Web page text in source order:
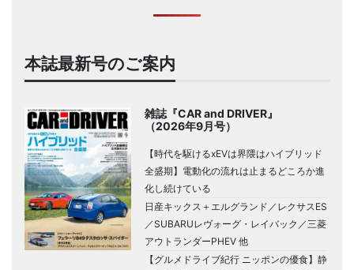
本誌最新号のご案内
雑誌『CAR and DRIVER』
（2026年9月号）
【時代を駆けるxEVは界隈はハイブリッド
全盛期】電動化の流れは止まるどころか進
化し続けている
日産キックス＋エルグランド／レクサスES
／SUBARUレヴォーグ・レイバック／三菱
アウトランダーPHEV 他
【グルメドライブ紀行 ニッポンの優食】静